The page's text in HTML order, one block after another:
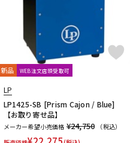
新品 WEB注文店頭受取可
LP
LP1425-SB [Prism Cajon / Blue]
【お取り寄せ品】
メーカー希望小売価格 ¥24,750
（税込）